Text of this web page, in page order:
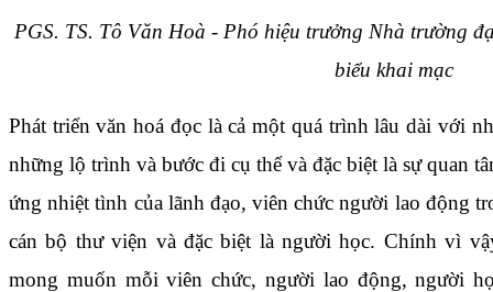
PGS. TS. Tô Văn Hoà - Phó hiệu trưởng Nhà trường
biểu khai mạc
Phát triển văn hoá đọc là cả một quá trình lâu dài với
những lộ trình và bước đi cụ thể và đặc biệt là sự quan
ứng nhiệt tình của lãnh đạo, viên chức người lao động
cán bộ thư viện và đặc biệt là người học. Chính vì
mong muốn mỗi viên chức, người lao động, người